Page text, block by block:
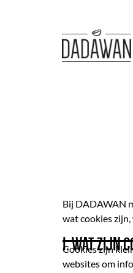
Bij DADAWAN
wat cookies
1. WAT ZIJN
Cookies zijn
websites om